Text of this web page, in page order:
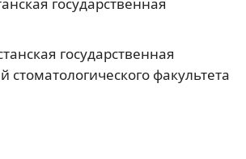
государственная
факультета